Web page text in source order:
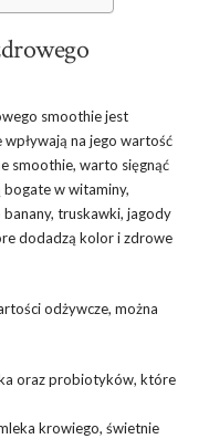
smoothie jest
wpływają na jego wartość
smoothie, warto sięgnąć
bogate w witaminy,
banany, truskawki, jagody
dodadzą kolor i zdrowe
odżywcze, można
oraz probiotyków, które
krowiego, świetnie